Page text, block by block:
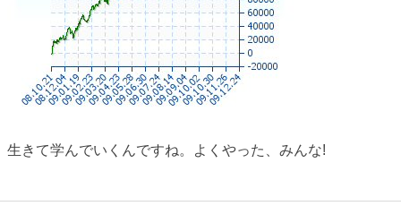
生きて学んでいくんですね。よくやった、みんな!